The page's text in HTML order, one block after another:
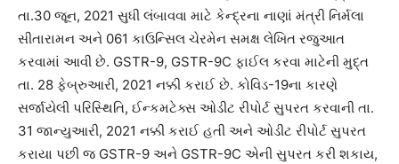
તા.30 જૂન, 2021 સુધી લંબાવવા માટે કેન્દ્રના નાણાં મંત્રી નિર્મલા
સીતારામન અને 061 કાઉન્સિલ ચેરમેન સમક્ષ લેખિત રજુઆત
કરવામાં આવી છે. GSTR-9, GSTR-9C ફાઈલ કરવા માટેની મુદ્ત
તા. 28 ફેબ્રુઆરી, 2021 નક્કી કરાઈ છે. કોવિડ-19ના કારણે
સર્જાયેલી પરિસ્થિતિ, ઈન્કમટેક્સ ઓડીટ રીપોર્ટ સુપરત કરવાની તા.
31 જાન્યુઆરી, 2021 નક્કી કરાઈ હતી અને ઓડીટ રીપોર્ટ સુપરત
કરાયા પછી જ GSTR-9 અને GSTR-9C એની સુપરત કરી શકાય,